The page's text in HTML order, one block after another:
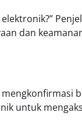
dan
untuk